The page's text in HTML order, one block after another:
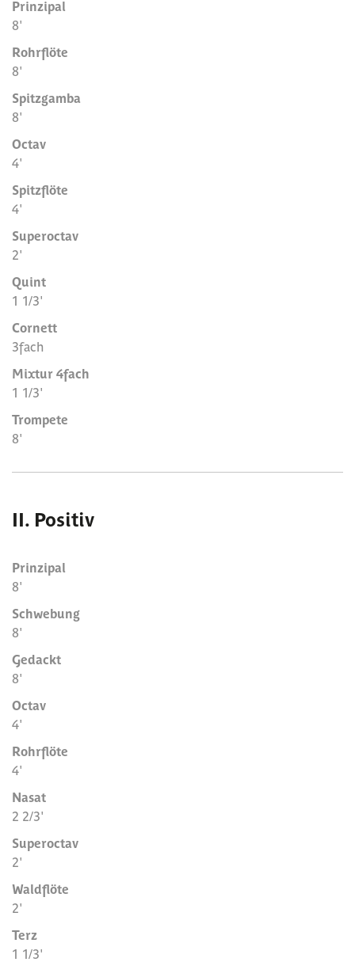
Prinzipal
8'
Rohrflöte
8'
Spitzgamba
8'
Octav
4'
Spitzflöte
4'
Superoctav
2'
Quint
1 1/3'
Cornett
3fach
Mixtur 4fach
1 1/3'
Trompete
8'
II. Positiv
Prinzipal
8'
Schwebung
8'
Gedackt
8'
Octav
4'
Rohrflöte
4'
Nasat
2 2/3'
Superoctav
2'
Waldflöte
2'
Terz
1 1/3'